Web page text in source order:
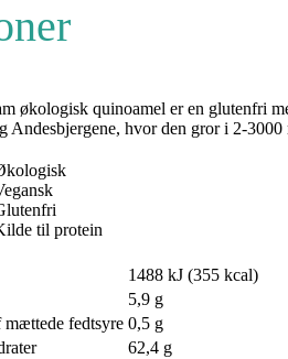
økologisk quinoamel er en glutenfri
Andesbjergene, hvor den gror i 2-
til protein
1488 kJ (355 kcal)
5,9 g
mættede fedtsyre 0,5 g
62,4 g